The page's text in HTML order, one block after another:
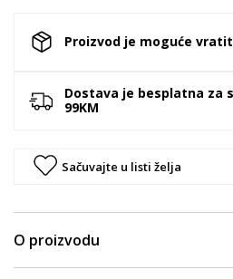
Proizvod je moguće
Dostava je besplatna za
99KM
Sačuvajte u listi želja
O proizvodu